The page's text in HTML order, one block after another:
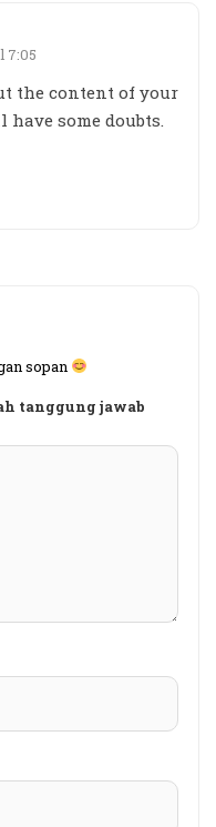
7:05
the content of your
some doubts.
sopan
tanggung jawab